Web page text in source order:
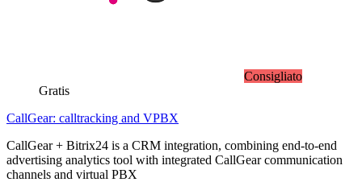
Consigliato
Gratis
CallGear: calltracking and VPBX
CallGear + Bitrix24 is a CRM integration, combining end-to-end
advertising analytics tool with integrated CallGear communication
channels and virtual PBX